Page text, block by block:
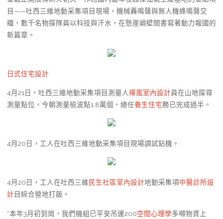
目——吐西三維地動采集項目現場，機械轟鳴聲與無人機蜂鳴聲交
織，數千名物探隊員以科技與汗水，在懸崖峭壁間書寫著動力報國的
新篇章。
日式住宅設計
4月21日，吐西三維地動采集項目測量人禪風室內設計員在山地探尋
測量點位，今朝測量檢波點1.8萬個，總任養生住宅務已完成過半。
4月20日，工人在吐西三維地動采集項目現場調試鉆機。
4月20日，工人在吐西三維民生社區室內設計地動采集項中醫診所設
計目綜合營地打飯。
“本年3月初到崗，我們機組已平安吊運200空間心理學多噸物資上